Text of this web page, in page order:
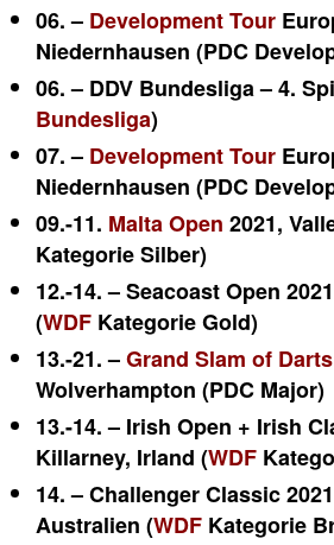
06. – Development Tour
Niedernhausen (PDC
06. – DDV Bundesliga – 4.
Bundesliga)
07. – Development Tour
Niedernhausen (PDC
09.-11. Malta Open 2021,
Kategorie Silber)
12.-14. – Seacoast Open
(WDF Kategorie Gold)
13.-21. –Grand Slam of Darts
Wolverhampton (PDC Major)
13.-14. – Irish Open + Irish
Killarney, Irland (WDF
14. – Challenger Classic
Australien (WDF Kategorie